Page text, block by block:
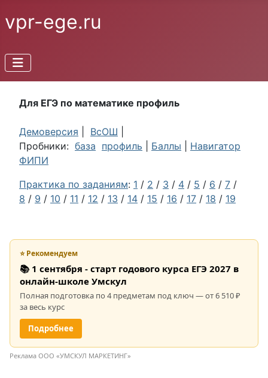
vpr-ege.ru
Для ЕГЭ по математике профиль
Демоверсия ВсОШ
Пробники: база профиль Баллы
Навигатор
ФИПИ
Практика по заданиям: 1 / 2 / 3 / 4 / 5 / 6 / 7 /
8 / 9 / 10 / 11 / 12 / 13 / 14 / 15 / 16 / 17 / 18 / 19
⭐ Рекомендуем
📚 1 сентября - старт годового курса ЕГЭ 2027 в
онлайн-школе Умскул
Полная подготовка по 4 предметам под ключ — от 6 510 ₽
за весь курс
Подробнее
Реклама ООО «УМСКУЛ МАРКЕТИНГ»